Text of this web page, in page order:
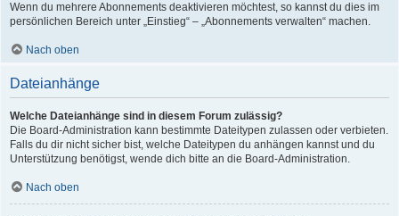
Wenn du mehrere Abonnements deaktivieren möchtest, so kannst du dies im
persönlichen Bereich unter „Einstieg“ – „Abonnements verwalten“ machen.
Nach oben
Dateianhänge
Welche Dateianhänge sind in diesem Forum zulässig?
Die Board-Administration kann bestimmte Dateitypen zulassen oder verbieten.
Falls du dir nicht sicher bist, welche Dateitypen du anhängen kannst und du
Unterstützung benötigst, wende dich bitte an die Board-Administration.
Nach oben